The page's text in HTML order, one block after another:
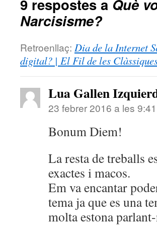
9 respostes a Què
Narcisisme?
Retroenllaç: Dia de la Internet
digital? | El Fil de les
Lua Gallen
23 febrer 2016 a les 9:41
Bonum Diem!
La resta de treballs
exactes i macos.
Em va encantar
tema ja que es una
molta estona